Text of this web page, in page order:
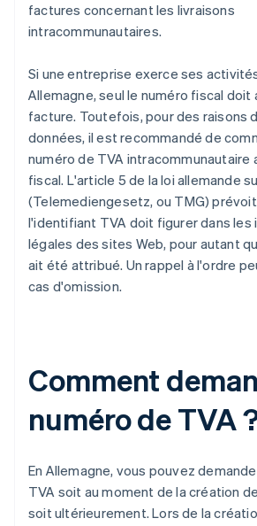
factures concernant les livraisons
intracommunautaires.
Si une entreprise exerce ses
Allemagne, seul le numéro fiscal doit
facture. Toutefois, pour des raisons
données, il est recommandé de
numéro de TVA intracommunautaire
fiscal. L'article 5 de la loi allemande
(Telemediengesetz, ou TMG)
l'identifiant TVA doit figurer dans les
légales des sites Web, pour autant
ait été attribué. Un rappel à l'ordre
cas d'omission.
Comment
numéro de TVA
En Allemagne, vous pouvez
TVA soit au moment de la création
soit ultérieurement. Lors de la